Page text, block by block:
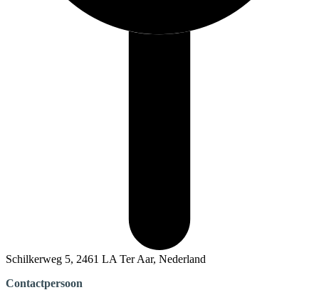
Schilkerweg 5, 2461 LA Ter Aar, Nederland
Contactpersoon